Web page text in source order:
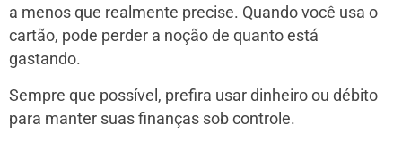
a menos que realmente precise. Quando você usa o
cartão, pode perder a noção de quanto está
gastando.
Sempre que possível, prefira usar dinheiro ou débito
para manter suas finanças sob controle.